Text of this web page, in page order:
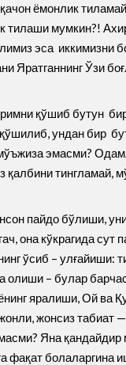
ёмонлик
тилаши мумкин?!
эса иккимизни
Яратганнинг Ўзи
қўшиб бутун
ундан бир
эмасми?
қалбини тингламай,
пайдо бўлиши,
она кўкрагида сут
ўсиб – улғайиши:
олиши – булар
яралиши, Ой ва
жонсиз табиат
Яна қандайдир
фақат болаларгина